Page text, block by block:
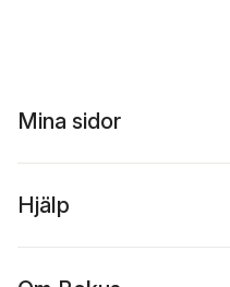
Mina sidor
Hjälp